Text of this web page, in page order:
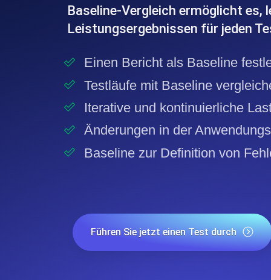
Baseline-Vergleich ermöglicht es,
Leistungsergebnissen für jeden
Einen Bericht als Baseline
Testläufe mit Baseline
Iterative und kontinuierliche
Änderungen in der
Baseline zur Definition von
Führen Sie jetzt einen Test durch